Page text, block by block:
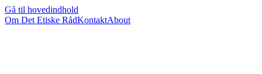
Gå til hovedindhold
Om Det Etiske RådKontaktAbout